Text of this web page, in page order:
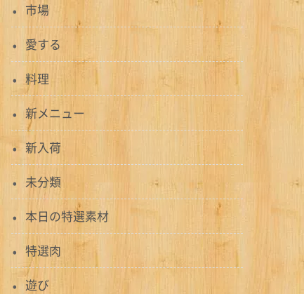
市場
愛する
料理
新メニュー
新入荷
未分類
本日の特選素材
特選肉
遊び